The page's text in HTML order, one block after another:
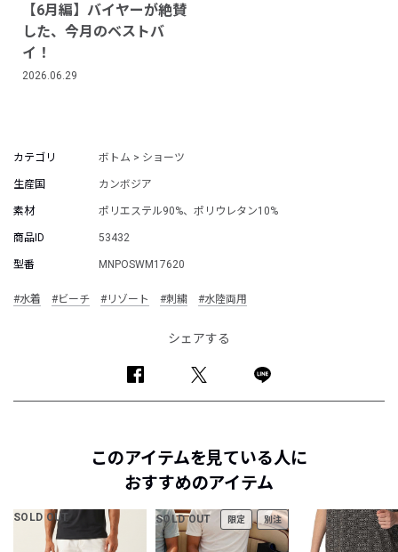
【6月編】バイヤーが絶賛
した、今月のベストバ
イ！
2026.06.29
カテゴリ ボトム > ショーツ
生産国 カンボジア
素材 ポリエステル90%、ポリウレタン10%
商品ID 53432
型番 MNPOSWM17620
#水着 #ビーチ #リゾート #刺繍 #水陸両用
シェアする
このアイテムを見ている人に
おすすめのアイテム
SOLD OUT SOLD OUT 限定 別注